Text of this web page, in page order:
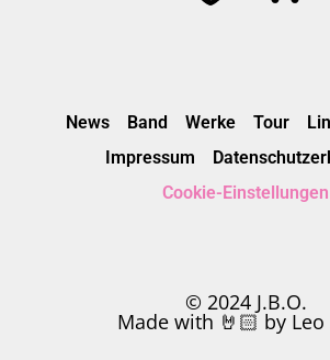
News Band Werke Tour
Impressum
Cookie-Einstellungen
© 2024 J.B.O.
Made with 🤘🏻 by Leo